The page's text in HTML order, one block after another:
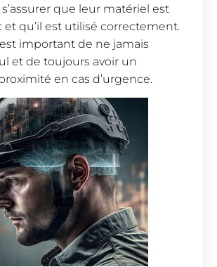
que leur matériel est
qu’il est utilisé correctement.
important de ne jamais
et de toujours avoir un
en cas d’urgence.